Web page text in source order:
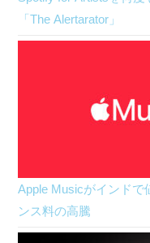
「The Alertarator」
Apple Musicがインドで
ンス料の高騰